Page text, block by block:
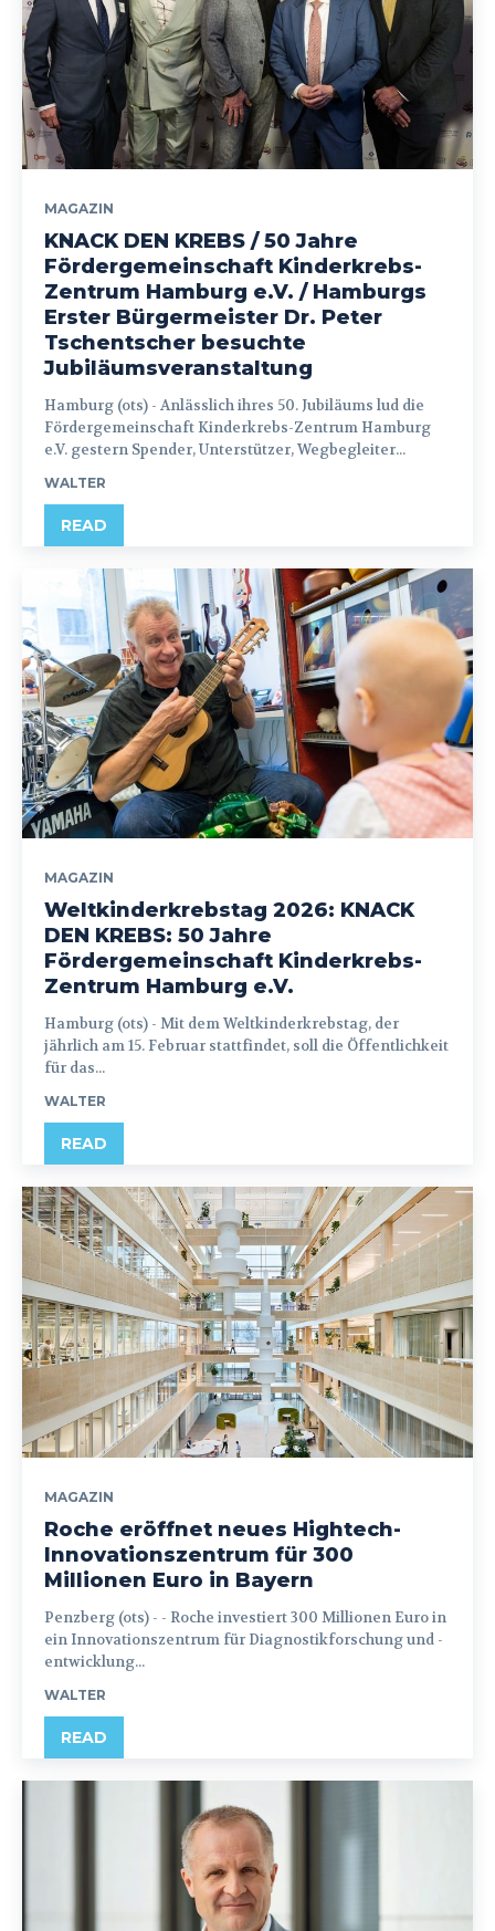
MAGAZIN
KNACK DEN KREBS / 50 Jahre
Fördergemeinschaft Kinderkrebs-
Zentrum Hamburg e.V. / Hamburgs
Erster Bürgermeister Dr. Peter
Tschentscher besuchte
Jubiläumsveranstaltung
Hamburg (ots) - Anlässlich ihres 50. Jubiläums lud die
Fördergemeinschaft Kinderkrebs-Zentrum Hamburg
e.V. gestern Spender, Unterstützer, Wegbegleiter...
WALTER
READ
MAGAZIN
Weltkinderkrebstag 2026: KNACK
DEN KREBS: 50 Jahre
Fördergemeinschaft Kinderkrebs-
Zentrum Hamburg e.V.
Hamburg (ots) - Mit dem Weltkinderkrebstag, der
jährlich am 15. Februar stattfindet, soll die Öffentlichkeit
für das...
WALTER
READ
MAGAZIN
Roche eröffnet neues Hightech-
Innovationszentrum für 300
Millionen Euro in Bayern
Penzberg (ots) - - Roche investiert 300 Millionen Euro in
ein Innovationszentrum für Diagnostikforschung und -
entwicklung...
WALTER
READ